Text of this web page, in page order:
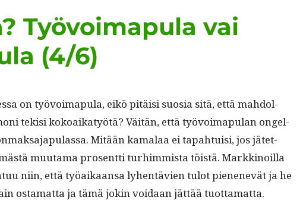
Työvoimapula vai
(4/6)
on työvoima­pu­la, eikö pitäisi suosia sitä, että mah­dol­
tek­isi kokoaikatyötä? Väitän, että työvoima­pu­lan ongel­
Mitään kamalaa ei tapah­tu­isi, jos jätet­
muu­ta­ma pros­ent­ti turhim­mista töistä. Markki­noil­la
niin, että työaikaansa lyhen­tävien tulot pienenevät ja he
osta­mat­ta ja tämä jokin voidaan jät­tää tuottamatta.